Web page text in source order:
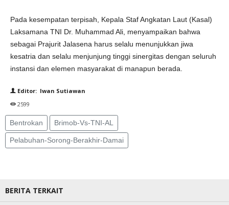
Pada kesempatan terpisah, Kepala Staf Angkatan Laut (Kasal)
Laksamana TNI Dr. Muhammad Ali, menyampaikan bahwa
sebagai Prajurit Jalasena harus selalu menunjukkan jiwa
kesatria dan selalu menjunjung tinggi sinergitas dengan seluruh
instansi dan elemen masyarakat di manapun berada.
Editor: Iwan Sutiawan
2599
Bentrokan Brimob-Vs-TNI-AL
Pelabuhan-Sorong-Berakhir-Damai
BERITA TERKAIT